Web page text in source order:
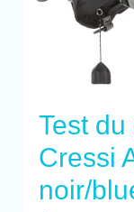
Test
Cressi
noir/